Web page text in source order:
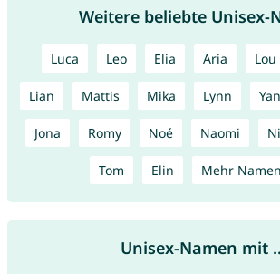
Weitere beliebte Unisex-
Luca Leo Elia Aria Lou
Lian Mattis Mika Lynn
Jona Romy Noé Naomi
Tom Elin Mehr
Unisex-Namen mit